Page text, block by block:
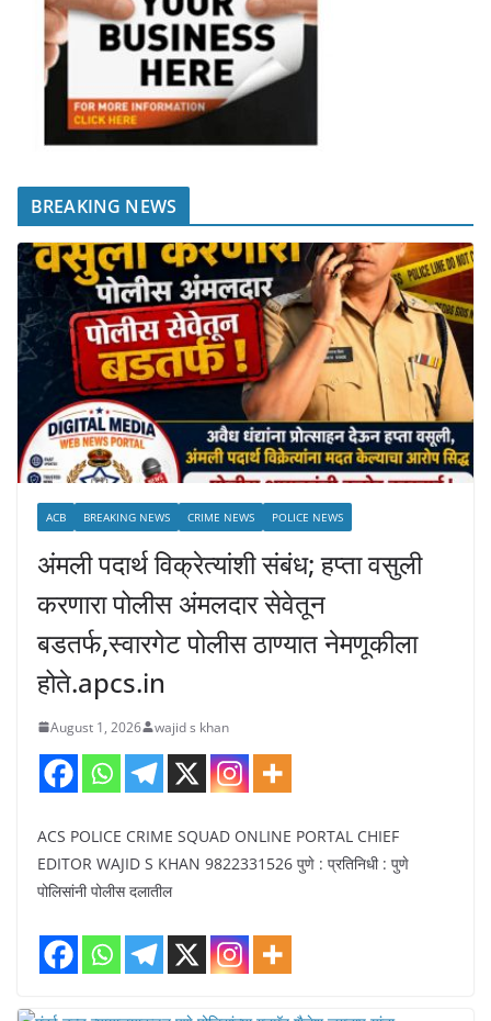
BREAKING NEWS
ACB BREAKING NEWS CRIME NEWS POLICE NEWS
अंमली पदार्थ विक्रेत्यांशी संबंध; हप्ता वसुली
करणारा पोलीस अंमलदार सेवेतून
बडतर्फ,स्वारगेट पोलीस ठाण्यात नेमणूकीला
होते.apcs.in
August 1, 2026 wajid s khan
ACS POLICE CRIME SQUAD ONLINE PORTAL CHIEF
EDITOR WAJID S KHAN 9822331526 पुणे : प्रतिनिधी : पुणे
पोलिसांनी पोलीस दलातील